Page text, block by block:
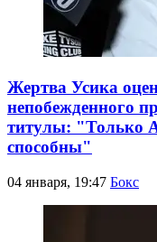
Жертва Усика
непобежденного
титулы: "Только
способны"
04 января, 19:47 Бокс